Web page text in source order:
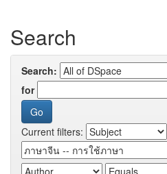
Search
Search:
for
Current filters: